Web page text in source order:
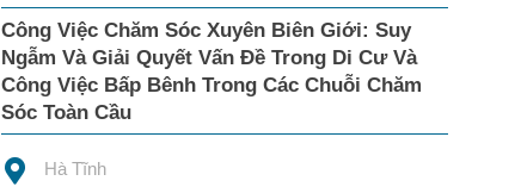
Công Việc Chăm Sóc Xuyên Biên Giới: Suy
Ngẫm Và Giải Quyết Vấn Đề Trong Di Cư Và
Công Việc Bấp Bênh Trong Các Chuỗi Chăm
Sóc Toàn Cầu
Hà Tĩnh